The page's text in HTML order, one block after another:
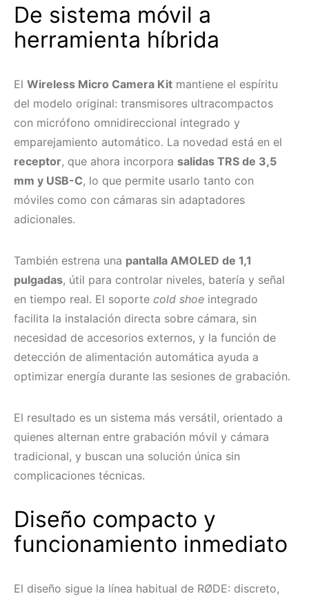
De sistema móvil a
herramienta híbrida
El Wireless Micro Camera Kit mantiene el espíritu
del modelo original: transmisores ultracompactos
con micrófono omnidireccional integrado y
emparejamiento automático. La novedad está en el
receptor, que ahora incorpora salidas TRS de 3,5
mm y USB-C, lo que permite usarlo tanto con
móviles como con cámaras sin adaptadores
adicionales.
También estrena una pantalla AMOLED de 1,1
pulgadas, útil para controlar niveles, batería y señal
en tiempo real. El soporte cold shoe integrado
facilita la instalación directa sobre cámara, sin
necesidad de accesorios externos, y la función de
detección de alimentación automática ayuda a
optimizar energía durante las sesiones de grabación.
El resultado es un sistema más versátil, orientado a
quienes alternan entre grabación móvil y cámara
tradicional, y buscan una solución única sin
complicaciones técnicas.
Diseño compacto y
funcionamiento inmediato
El diseño sigue la línea habitual de RØDE: discreto,